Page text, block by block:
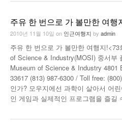
주유 한 번으로 가 볼만한 여행
2010년 11월 10일 on 인근여행지 by admin
주유 한 번으로 가 볼만한 여행지
of Science & Industry(MOSI) 중서부
Museum of Science & Industry 4801
33617 (813) 987-6300 / Toll free:
인가? 모우지에선 과학이 살아서 어
인 게임과 실제적인 프로그램을 즐길